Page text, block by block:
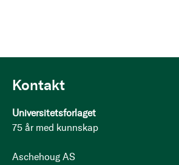
Kontakt
Universitetsforlaget
75 år med kunnskap
Aschehoug AS